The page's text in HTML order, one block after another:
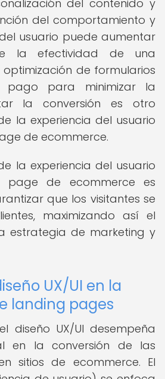
del contenido y
del comportamiento y
usuario puede aumentar
la efectividad de una
de formularios
para minimizar la
la conversión es otro
la experiencia del usuario
de ecommerce.
la experiencia del usuario
page de ecommerce es
que los visitantes se
maximizando así el
estrategia de marketing y
UX/UI en la
landing pages
diseño UX/UI desempeña
en la conversión de las
sitios de ecommerce. El